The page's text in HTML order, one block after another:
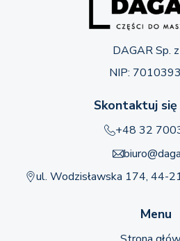
DAGAR Sp.
NIP:
Skontaktuj się
+48 32
ul. Wodzisławska 174, 44-
Menu